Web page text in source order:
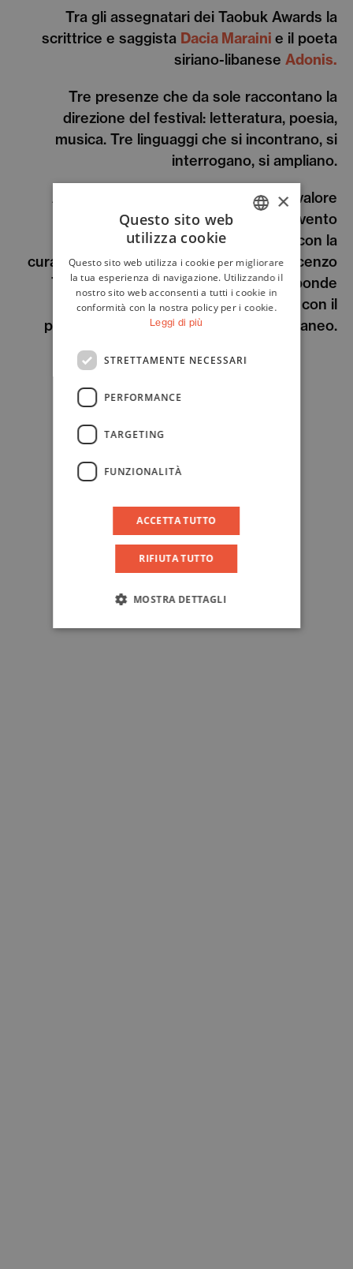
Tra gli assegnatari dei Taobuk Awards la
scrittrice e saggista Dacia Maraini e il poeta
siriano-libanese Adonis.
Tre presenze che da sole raccontano la
direzione del festival: letteratura, poesia,
musica. Tre linguaggi che si incontrano, si
interrogano, si ampliano.
Accanto a loro, un progetto di forte valore
simbolico:Le Porte d’Europa
, l’intervento
monumentale di Mimmo Paladino
, con la
curatela dello storico e critico d’arte Vincenzo
Trione. Due sculture gemelle sulle sponde
dello Stretto, un segno che dialoga con il
paesaggio e con la storia del Mediterraneo.
ENGLISH
×
Questo sito web
utilizza cookie
Questo sito web utilizza i cookie per migliorare
la tua esperienza di navigazione. Utilizzando il
nostro sito web acconsenti a tutti i cookie in
conformità con la nostra policy per i cookie.
Leggi di più
STRETTAMENTE NECESSARI
PERFORMANCE
TARGETING
FUNZIONALITÀ
ACCETTA TUTTO
RIFIUTA TUTTO
MOSTRA DETTAGLI